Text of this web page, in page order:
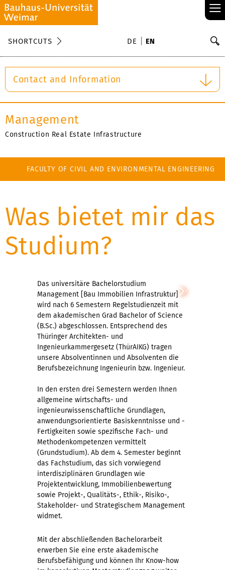
≡
SHORTCUTS DE EN
Contact and Information
Management
Construction Real Estate Infrastructure
FACULTY OF CIVIL AND ENVIRONMENTAL ENGINEERING
Was bietet mir das
Studium?
Das universitäre Bachelorstudium
Management [Bau Immobilien Infrastruktur]
wird nach 6 Semestern Regelstudienzeit mit
dem akademischen Grad Bachelor of Science
(B.Sc.) abgeschlossen. Entsprechend des
Thüringer Architekten- und
Ingenieurkammergesetz (ThürAIKG) tragen
unsere Absolventinnen und Absolventen die
Berufsbezeichnung Ingenieurin bzw. Ingenieur.
In den ersten drei Semestern werden Ihnen
allgemeine wirtschafts- und
ingenieurwissenschaftliche Grundlagen,
anwendungsorientierte Basiskenntnisse und -
Fertigkeiten sowie spezifische Fach- und
Methodenkompetenzen vermittelt
(Grundstudium). Ab dem 4. Semester beginnt
das Fachstudium, das sich vorwiegend
interdisziplinären Grundlagen wie
Projektentwicklung, Immobilienbewertung
sowie Projekt-, Qualitäts-, Ethik-, Risiko-,
Stakeholder- und Strategischem Management
widmet.
Mit der abschließenden Bachelorarbeit
erwerben Sie eine erste akademische
Berufsbefähigung und können Ihr Know-how